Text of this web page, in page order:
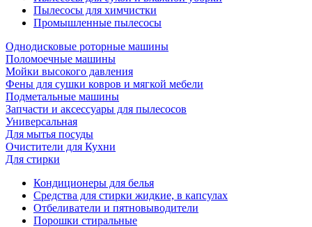
Пылесосы для химчистки
Промышленные пылесосы
Однодисковые роторные машины
Поломоечные машины
Мойки высокого давления
Фены для сушки ковров и мягкой мебели
Подметальные машины
Запчасти и аксессуары для пылесосов
Универсальная
Для мытья посуды
Очиcтители для Кухни
Для стирки
Кондиционеры для белья
Средства для стирки жидкие, в капсулах
Отбеливатели и пятновыводители
Порошки стиральные